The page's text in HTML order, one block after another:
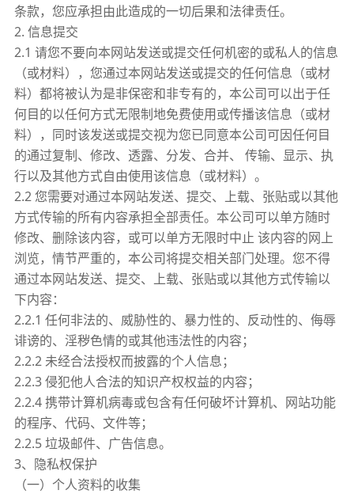
条款，您应承担由此造成的一切后果和法律责任。
2. 信息提交
2.1 请您不要向本网站发送或提交任何机密的或私人的信息
（或材料），您通过本网站发送或提交的任何信息（或材
料）都将被认为是非保密和非专有的，本公司可以出于任
何目的以任何方式无限制地免费使用或传播该信息（或材
料），同时该发送或提交视为您已同意本公司可因任何目
的通过复制、修改、透露、分发、合并、 传输、显示、执
行以及其他方式自由使用该信息（或材料）。
2.2 您需要对通过本网站发送、提交、上载、张贴或以其他
方式传输的所有内容承担全部责任。本公司可以单方随时
修改、删除该内容，或可以单方无限时中止 该内容的网上
浏览，情节严重的，本公司将提交相关部门处理。您不得
通过本网站发送、提交、上载、张贴或以其他方式传输以
下内容：
2.2.1 任何非法的、威胁性的、暴力性的、反动性的、侮辱
诽谤的、淫秽色情的或其他违法性的内容；
2.2.2 未经合法授权而披露的个人信息；
2.2.3 侵犯他人合法的知识产权权益的内容；
2.2.4 携带计算机病毒或包含有任何破坏计算机、网站功能
的程序、代码、文件等；
2.2.5 垃圾邮件、广告信息。
3、隐私权保护
（一）个人资料的收集